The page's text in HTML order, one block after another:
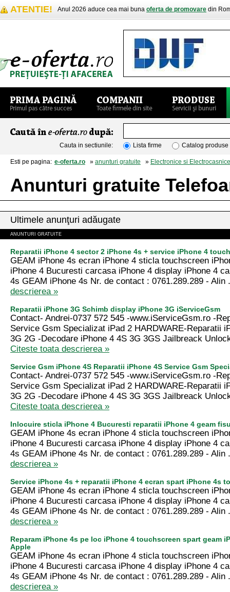
ATENTIE! Anul 2026 aduce cea mai buna oferta de promovare din
Cauta in sectiunile: Lista firme Catalog produse
Esti pe pagina: e-oferta.ro » anunturi gratuite » Electronice si Electrocasnice
Anunturi gratuite
Ultimele anunţuri adăugate
ANUNTURI GRATUITE
Reparatii iPhone 4 sector 2 iPhone 4s + service iPhone 4
GEAM iPhone 4s ecran iPhone 4 sticla touchscreen
iPhone 4 Bucuresti carcasa iPhone 4 display iPhone 4
4s GEAM iPhone 4s Nr. de contact : 0761.289.289 -
descrierea »
Reparatii iPhone 3G Schimb display iPhone 3G iServiceGsm
Contact- Andrei-0737 572 545 -www.iServiceGsm.ro -
Service Gsm Specializat iPad 2 HARDWARE-Reparatii
3G 2G -Decodare iPhone 4 4S 3G 3GS Jailbreack
Citeste toata descrierea »
Service Gsm iPhone 4S Reparatii iPhone 4S Service Gsm
Contact- Andrei-0737 572 545 -www.iServiceGsm.ro -
Service Gsm Specializat iPad 2 HARDWARE-Reparatii
3G 2G -Decodare iPhone 4 4S 3G 3GS Jailbreack
Citeste toata descrierea »
Inlocuire sticla iPhone 4 Bucuresti reparatii iPhone 4 geam
GEAM iPhone 4s ecran iPhone 4 sticla touchscreen
iPhone 4 Bucuresti carcasa iPhone 4 display iPhone 4
4s GEAM iPhone 4s Nr. de contact : 0761.289.289 -
descrierea »
Service iPhone 4s + reparatii iPhone 4 ecran spart iPhone 4s
GEAM iPhone 4s ecran iPhone 4 sticla touchscreen
iPhone 4 Bucuresti carcasa iPhone 4 display iPhone 4
4s GEAM iPhone 4s Nr. de contact : 0761.289.289 -
descrierea »
Reparam iPhone 4s pe loc iPhone 4 touchscreen spart geam
Apple
GEAM iPhone 4s ecran iPhone 4 sticla touchscreen
iPhone 4 Bucuresti carcasa iPhone 4 display iPhone 4
4s GEAM iPhone 4s Nr. de contact : 0761.289.289 -
descrierea »